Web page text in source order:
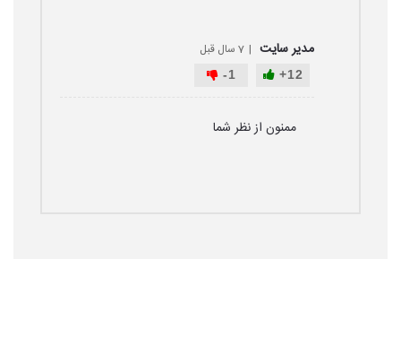
مدیر سایت 7 سال قبل
12
+
1
-
ممنون از نظر شما